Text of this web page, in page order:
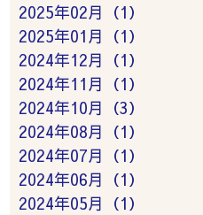
2025年02月（1）
2025年01月（1）
2024年12月（1）
2024年11月（1）
2024年10月（3）
2024年08月（1）
2024年07月（1）
2024年06月（1）
2024年05月（1）